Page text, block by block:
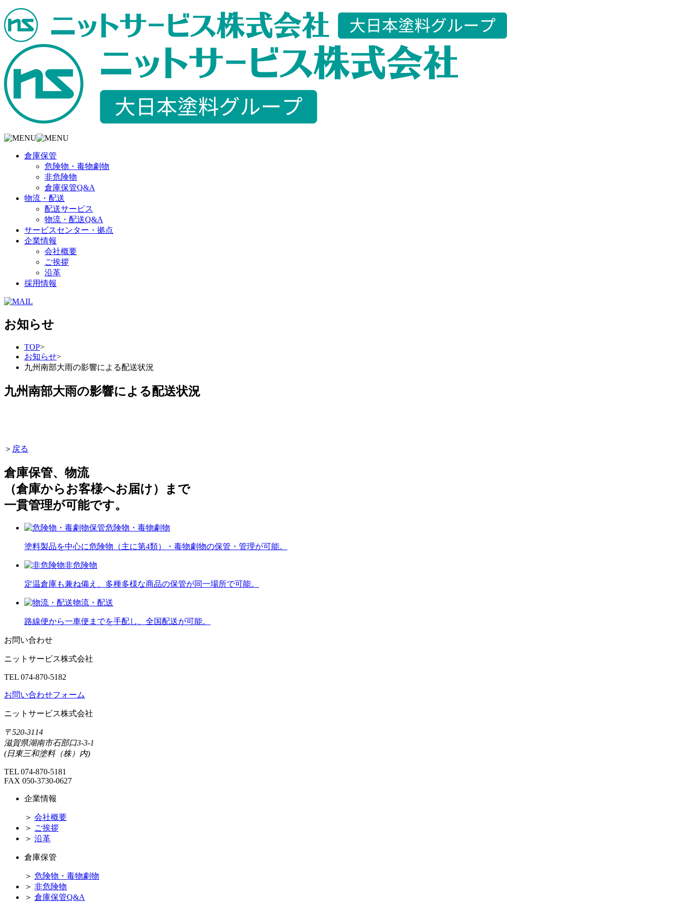
倉庫保管
危険物・毒物劇物
非危険物
倉庫保管Q&A
物流・配送
配送サービス
物流・配送Q&A
サービスセンター・拠点
企業情報
会社概要
ご挨拶
沿革
採用情報
お知らせ
TOP>
お知らせ>
九州南部大雨の影響による配送状況
九州南部大雨の影響による配送状況
＞ 戻る
倉庫保管、物流
（倉庫からお客様へお届け）まで
一貫管理が可能です。
危険物・毒物劇物
塗料製品を中心に危険物（主に第4類）・毒物劇物の保管・管理が可能。
非危険物
定温倉庫も兼ね備え、多種多様な商品の保管が同一場所で可能。
物流・配送
路線便から一車便までを手配し、全国配送が可能。
お問い合わせ
ニットサービス株式会社
TEL 074-870-5182
お問い合わせフォーム
ニットサービス株式会社
〒520-3114
滋賀県湖南市石部口3-3-1
(日東三和塗料（株）内)
TEL 074-870-5181
FAX 050-3730-0627
企業情報
＞ 会社概要
＞ ご挨拶
＞ 沿革
倉庫保管
＞ 危険物・毒物劇物
＞ 非危険物
＞ 倉庫保管Q&A